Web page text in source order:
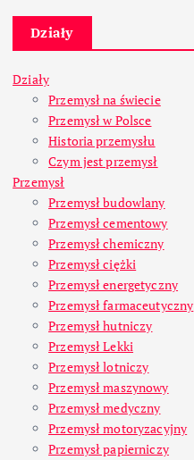
Działy
Działy
Przemysł na świecie
Przemysł w Polsce
Historia przemysłu
Czym jest przemysł
Przemysł
Przemysł budowlany
Przemysł cementowy
Przemysł chemiczny
Przemysł ciężki
Przemysł energetyczny
Przemysł farmaceutyczny
Przemysł hutniczy
Przemysł Lekki
Przemysł lotniczy
Przemysł maszynowy
Przemysł medyczny
Przemysł motoryzacyjny
Przemysł papierniczy